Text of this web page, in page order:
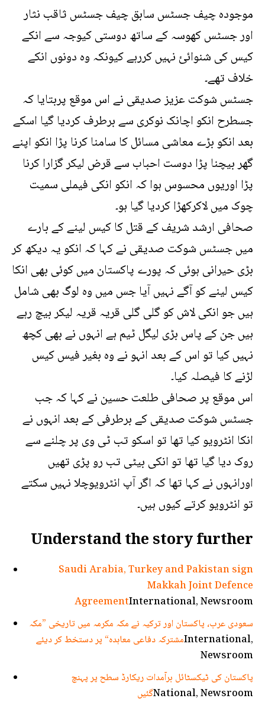
موجودہ چیف جسٹس سابق چیف جسٹس ثاقب نثار
اور جسٹس کھوسہ کے ساتھ دوستی کیوجہ سے انکے
کیس کی شنوائئ نہیں کررہے کیونکہ وہ دونوں انکے
خلاف تھے۔
جسٹس شوکت عزیز صدیقی نے اس موقع پربتایا کہ
جسطرح انکو اچانک نوکری سے برطرف کردیا گیا اسکے
بعد انکو بڑے معاشی مسائل کا سامنا کرنا پڑا انکو اپنے
گھر بیچنا پڑا دوست احباب سے قرض لیکر گزارا کرنا
پڑا اوریوں محسوس ہوا کہ انکو انکی فیملی سمیت
چوک میں لاکرکھڑا کردیا گیا ہو۔
صحافی ارشد شریف کے قتل کا کیس لینے کے بارے
میں جسٹس شوکت صدیقی نے کہا کہ انکو یہ دیکھ کر
بڑی حیرانی ہوئی کہ پورے پاکستان میں کوئی بھی انکا
کیس لینے کو آگے نہیں آیا جس میں وہ لوگ بھی شامل
ہیں جو انکی لاش کو گلی گلی قریہ قریہ لیکر بیچ رہے
ہیں جن کے پاس بڑی لیگل ٹیم ہے انہوں نے بھی کچھ
نہیں کیا تو اس کے بعد انہو نے وہ بغیر فیس کیس
لڑنے کا فیصلہ کیا۔
اس موقع پر صحافی طلعت حسین نے کہا کہ جب
جسٹس شوکت صدیقی کے برطرفی کے بعد انہوں نے
انکا انٹرویو کیا تھا تو اسکو تب ٹی وی پر چلنے سے
روک دیا گیا تھا تو انکی بیٹی تب رو پڑی تھیں
اورانہوں نے کہا تھا کہ اگر آپ انٹرویوچلا نہیں سکتے
تو انٹرویو کرتے کیوں ہیں۔
Understand the story further
Saudi Arabia, Turkey and Pakistan sign
Makkah Joint Defence
AgreementInternational, Newsroom
سعودی عرب، پاکستان اور ترکیہ نے مکہ مکرمہ میں تاریخی ”مکہ
مشترکہ دفاعی معاہدہ“ پر دستخط کر دیئےInternational,
Newsroom
پاکستان کی ٹیکسٹائل برآمدات ریکارڈ سطح پر پہنچ
گئیںNational, Newsroom